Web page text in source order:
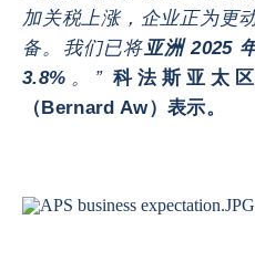
加关税上涨，企业正为更
备。我们已将亚洲 2025
3.8% 。”科法斯亚太
（Bernard Aw）表示。